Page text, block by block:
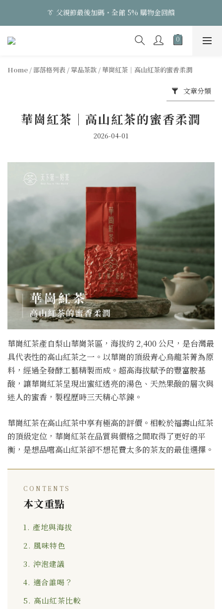
👔 父親節最後加碼・全館 5% 購物金回饋
11
日
33
時
5
0
8
3
2
分
11
秒
Home /部落格列表 /單品茶款 /華崗紅茶｜高山紅茶的蜜香柔潤
文章分類
華崗紅茶｜高山紅茶的蜜香柔潤
2026-04-01
華崗紅茶產自梨山華崗茶區，海拔約 2,400 公尺，是台灣最
具代表性的高山紅茶之一。以華崗的頂級青心烏龍茶菁為原
料，經過全發酵工藝精製而成。超高海拔賦予的豐富胺基
酸，讓華崗紅茶呈現出蜜紅透亮的湯色、天然果酸的層次與
迷人的蜜香，製程歷時三天精心萃鍊。
華崗紅茶在高山紅茶中享有極高的評價。相較於福壽山紅茶
的頂級定位，華崗紅茶在品質與價格之間取得了更好的平
衡，是想品嚐高山紅茶卻不想花費太多的茶友的最佳選擇。
CONTENTS
本文重點
1. 產地與海拔
2. 風味特色
3. 沖泡建議
4. 適合誰喝？
5. 高山紅茶比較